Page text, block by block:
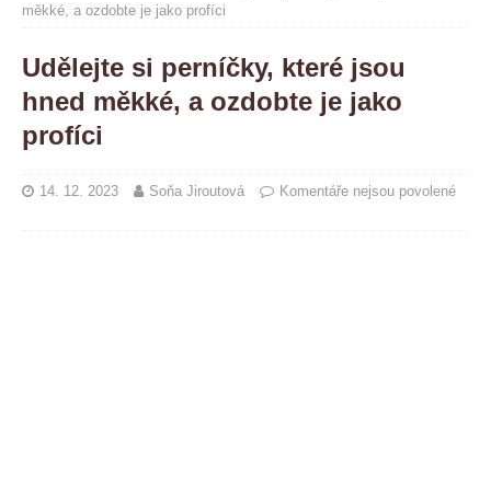
měkké, a ozdobte je jako profíci
Udělejte si perníčky, které jsou
hned měkké, a ozdobte je jako
profíci
14. 12. 2023 Soňa Jiroutová Komentáře nejsou povolené